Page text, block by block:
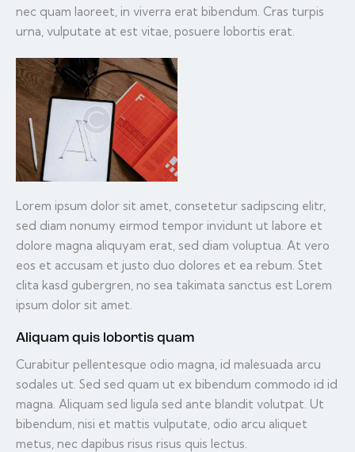
nec quam laoreet, in viverra erat bibendum. Cras turpis
urna, vulputate at est vitae, posuere lobortis erat.
Lorem ipsum dolor sit amet, consetetur sadipscing elitr,
sed diam nonumy eirmod tempor invidunt ut labore et
dolore magna aliquyam erat, sed diam voluptua. At vero
eos et accusam et justo duo dolores et ea rebum. Stet
clita kasd gubergren, no sea takimata sanctus est Lorem
ipsum dolor sit amet.
Aliquam quis lobortis quam
Curabitur pellentesque odio magna, id malesuada arcu
sodales ut. Sed sed quam ut ex bibendum commodo id id
magna. Aliquam sed ligula sed ante blandit volutpat. Ut
bibendum, nisi et mattis vulputate, odio arcu aliquet
metus, nec dapibus risus risus quis lectus.